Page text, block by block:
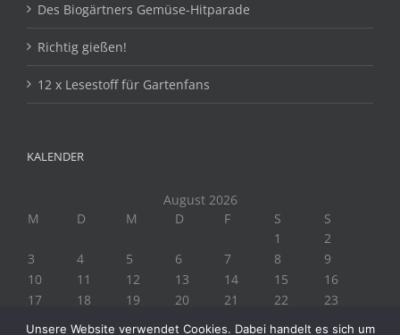
Des Biogärtners Gemüse-Hitparade
Richtig gießen!
12 x Lesestoff für Gartenfans
KALENDER
August 2026
M
D M D F S
S
1
2
3
4 5 6 7 8
9
10
11 12 13 14 15
16
17
18 19 20 21 22
23
24
25 27 28
Unsere Website verwendet Cookies. Dabei handelt es sich um